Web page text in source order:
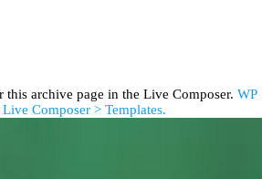
this archive page in the Live Composer. WP
Composer > Templates.